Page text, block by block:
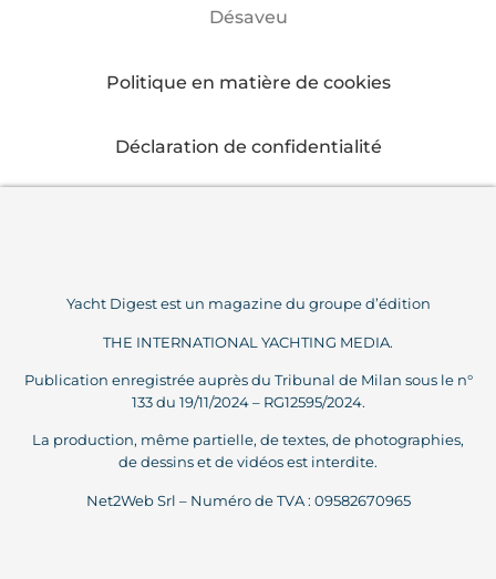
Désaveu
Politique en matière de cookies
Déclaration de confidentialité
Yacht Digest est un magazine du groupe d’édition
THE INTERNATIONAL YACHTING MEDIA.
Publication enregistrée auprès du Tribunal de Milan sous le n°
133 du 19/11/2024 – RG12595/2024.
La production, même partielle, de textes, de photographies,
de dessins et de vidéos est interdite.
Net2Web Srl – Numéro de TVA : 09582670965